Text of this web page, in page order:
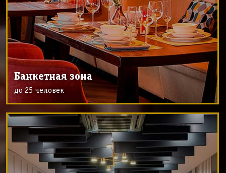
Банкетная зона
до 25 человек